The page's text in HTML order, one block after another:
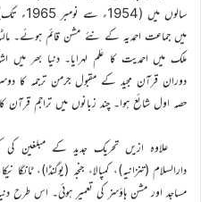
سالوں
میں جماعت احمدیہ کے نئے مشن قائم ہوئے۔
ملک میں احمدیت کا عَلم لہرایا۔ دنیا بھر میں
دوران قرآن مجید کے مقبول جرمن ترجمہ کا
حصہ اول شائع ہوا۔ چند زبانوں میں تراجم قرآن کا
علاوہ ازیں تحریک جدید کے مبلغین کی
دارالسلام (تنزانیہ)، کمپالا، جنجہ (یوگنڈا)،
مساجد اور مشن ہاؤسز کی تعمیر ہوئی۔ اس طرح دنیا